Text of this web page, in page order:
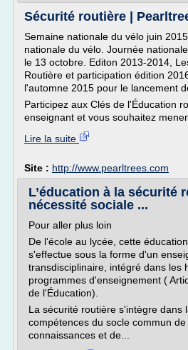
Sécurité routière |
Semaine nationale du vélo juin
nationale du vélo. Journée
le 13 octobre. Editon 2013-2014,
Routière et participation édition
l'automne 2015 pour le lancement
Participez aux Clés de l'Éducation
enseignant et vous souhaitez mener
Lire la suite
Site : http://www.pearltrees.com
L’éducation à la sécurité
nécessité sociale ...
Pour aller plus loin
De l'école au lycée, cette
s'effectue sous la forme d'un
transdisciplinaire, intégré dans les
programmes d'enseignement (
de l'Éducation).
La sécurité routière s'intègre dans
compétences du socle commun
connaissances et de...